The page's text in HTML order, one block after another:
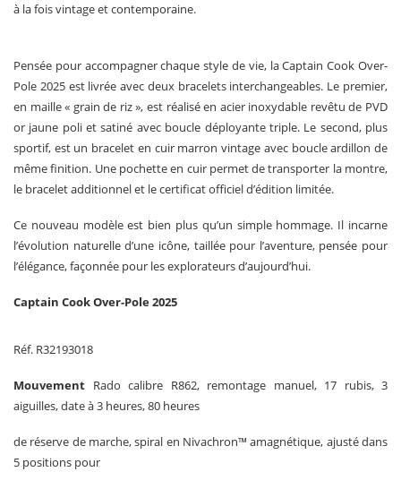
à la fois vintage et contemporaine.
Pensée pour accompagner chaque style de vie, la Captain Cook Over-
Pole 2025 est livrée avec deux bracelets interchangeables. Le premier,
en maille « grain de riz », est réalisé en acier inoxydable revêtu de PVD
or jaune poli et satiné avec boucle déployante triple. Le second, plus
sportif, est un bracelet en cuir marron vintage avec boucle ardillon de
même finition. Une pochette en cuir permet de transporter la montre,
le bracelet additionnel et le certificat officiel d’édition limitée.
Ce nouveau modèle est bien plus qu’un simple hommage. Il incarne
l’évolution naturelle d’une icône, taillée pour l’aventure, pensée pour
l’élégance, façonnée pour les explorateurs d’aujourd’hui.
Captain Cook Over-Pole 2025
Réf. R32193018
Mouvement Rado calibre R862, remontage manuel, 17 rubis, 3
aiguilles, date à 3 heures, 80 heures
de réserve de marche, spiral en Nivachron™ amagnétique, ajusté dans
5 positions pour